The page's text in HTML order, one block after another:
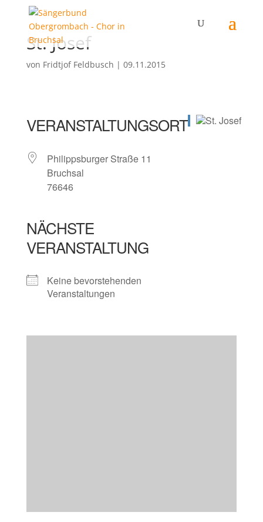
St. Josef
von Fridtjof Feldbusch | 09.11.2015
VERANSTALTUNGSORT
Philippsburger Straße 11
Bruchsal
76646
NÄCHSTE
VERANSTALTUNG
Keine bevorstehenden
Veranstaltungen